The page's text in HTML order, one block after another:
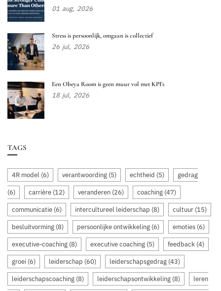
01 aug, 2026
Stress is persoonlijk, omgaan is collectief
26 jul, 2026
Een Obeya Room is geen muur vol met KPI's
18 jul, 2026
TAGS
4R model (6) verantwoording (5) echtheid (5) gedrag
(6) carrière (12) veranderen (26) coaching (47)
communicatie (6) intercultureel leiderschap (8) cultuur (15)
besluitvorming (8) persoonlijke ontwikkeling (6) emoties (6)
executive-coaching (8) executive coaching (5) feedback (4)
groei (6) leiderschap (60) leiderschapsgedrag (43)
leiderschapscoaching (8) leiderschapsontwikkeling (8) leren